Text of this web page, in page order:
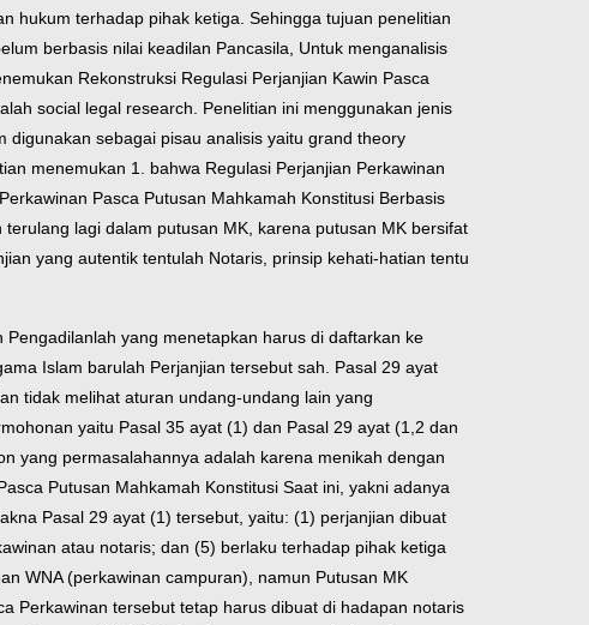
hukum terhadap pihak ketiga. Sehingga tujuan penelitian
berbasis nilai keadilan Pancasila, Untuk menganalisis
Rekonstruksi Regulasi Perjanjian Kawin Pasca
social legal research. Penelitian ini menggunakan jenis
digunakan sebagai pisau analisis yaitu grand theory
menemukan 1. bahwa Regulasi Perjanjian Perkawinan
Pasca Putusan Mahkamah Konstitusi Berbasis
lagi dalam putusan MK, karena putusan MK bersifat
yang autentik tentulah Notaris, prinsip kehati-hatian tentu
yang menetapkan harus di daftarkan ke
Islam barulah Perjanjian tersebut sah. Pasal 29 ayat
tidak melihat aturan undang-undang lain yang
yaitu Pasal 35 ayat (1) dan Pasal 29 ayat (1,2 dan
yang permasalahannya adalah karena menikah dengan
Putusan Mahkamah Konstitusi Saat ini, yakni adanya
Pasal 29 ayat (1) tersebut, yaitu: (1) perjanjian dibuat
atau notaris; dan (5) berlaku terhadap pihak ketiga
WNA (perkawinan campuran), namun Putusan MK
Perkawinan tersebut tetap harus dibuat di hadapan notaris